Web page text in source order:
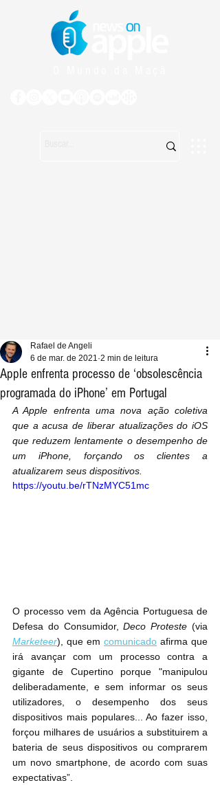
Apple enfrenta processo de ‘obsolescência
programada do iPhone’ em Portugal
Rafael de Angeli
6 de mar. de 2021 2 min de leitura
A Apple enfrenta uma nova ação coletiva
que a acusa de liberar atualizações do iOS
que reduzem lentamente o desempenho de
um iPhone, forçando os clientes a
atualizarem seus dispositivos.
https://youtu.be/rTNzMYC51mc
O processo vem da Agência Portuguesa de
Defesa do Consumidor, Deco Proteste
Marketeer), que em comunicado afirma que
irá avançar com um processo contra a
gigante de Cupertino porque "manipulou
deliberadamente, e sem informar os seus
utilizadores, o desempenho dos seus
dispositivos mais populares... Ao fazer isso,
forçou milhares de usuários a substituirem a
bateria de seus dispositivos ou comprarem
um novo smartphone, de acordo com suas
expectativas”.